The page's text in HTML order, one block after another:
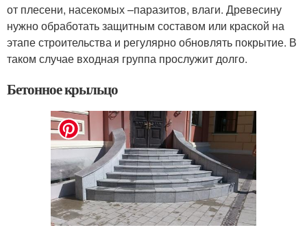
от плесени, насекомых –паразитов, влаги. Древесину
нужно обработать защитным составом или краской на
этапе строительства и регулярно обновлять покрытие. В
таком случае входная группа прослужит долго.
Бетонное крыльцо